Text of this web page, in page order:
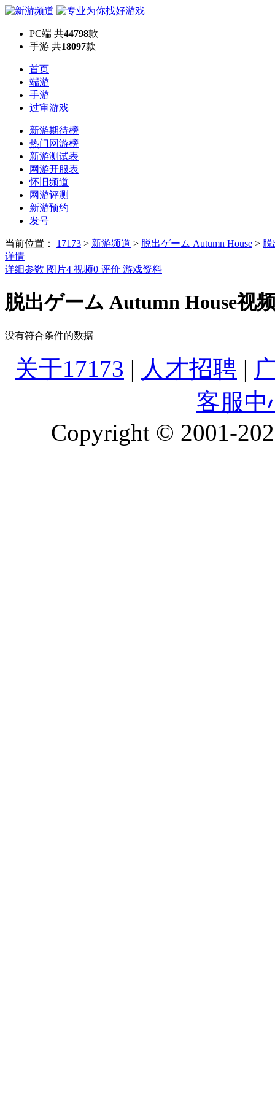
PC端 共44798款
手游 共18097款
首页
端游
手游
过审游戏
新游期待榜
热门网游榜
新游测试表
网游开服表
怀旧频道
网游评测
新游预约
发号
当前位置： 17173 > 新游频道 > 脱出ゲーム Autumn House > 脱
详情
详细参数 图片4 视频0 评价 游戏资料
脱出ゲーム Autumn House视
没有符合条件的数据
关于17173 | 人才招聘 |
客服中
Copyright © 2001-